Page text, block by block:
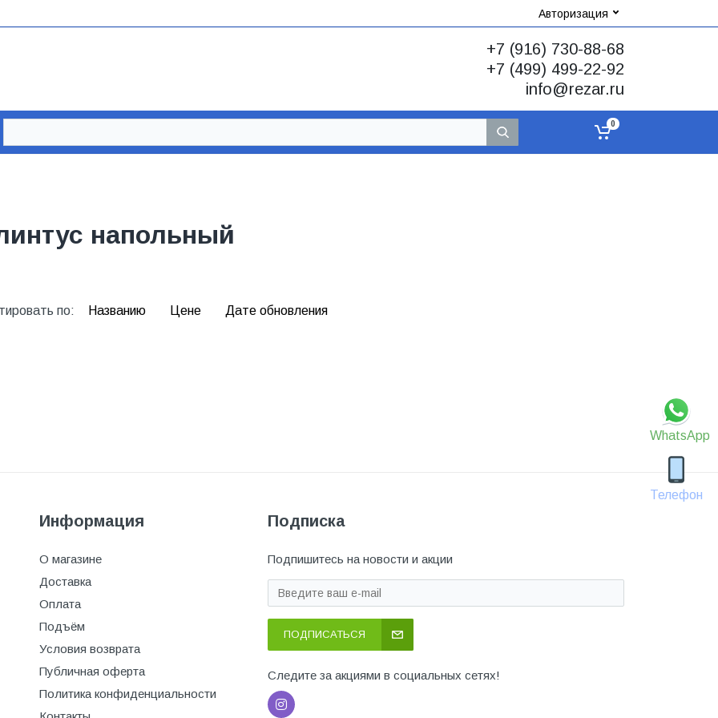
WhatsApp
Телефон
Авторизация
+7 (916) 730-88-68
+7 (499) 499-22-92
info@rezar.ru
0
напольный
по: Названию Цене Дате обновления
Информация
О магазине
Доставка
Оплата
Подъём
Условия возврата
Публичная оферта
Политика конфиденциальности
Подписка
Подпишитесь на новости и акции
ПОДПИСАТЬСЯ
Следите за акциями в социальных сетях!